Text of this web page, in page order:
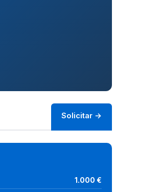
Solicitar →
1.000 €